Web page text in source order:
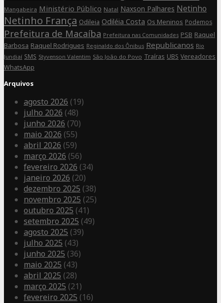
Mangabeira Ministério Público Natal Naxson Palhares Netinho
Netinho França Odileia Odiléia Costa Os Meninos Podemos
Prefeitura de Macaíba Prefeitura nas Comunidades PSB Raquel
Barbosa Raquel Rodrigues Reginaldo dos Ônibus Republicanos Rio
Jundiaí SMS Styvenson Valentim São João do Povo Traíras UBS Vereadores
WhatsApp
Arquivos
agosto 2026 (19)
julho 2026 (48)
junho 2026 (70)
maio 2026 (55)
abril 2026 (59)
março 2026 (56)
fevereiro 2026 (34)
janeiro 2026 (20)
dezembro 2025 (38)
novembro 2025 (25)
outubro 2025 (41)
setembro 2025 (49)
agosto 2025 (39)
julho 2025 (43)
junho 2025 (36)
maio 2025 (43)
abril 2025 (28)
março 2025 (21)
fevereiro 2025 (16)